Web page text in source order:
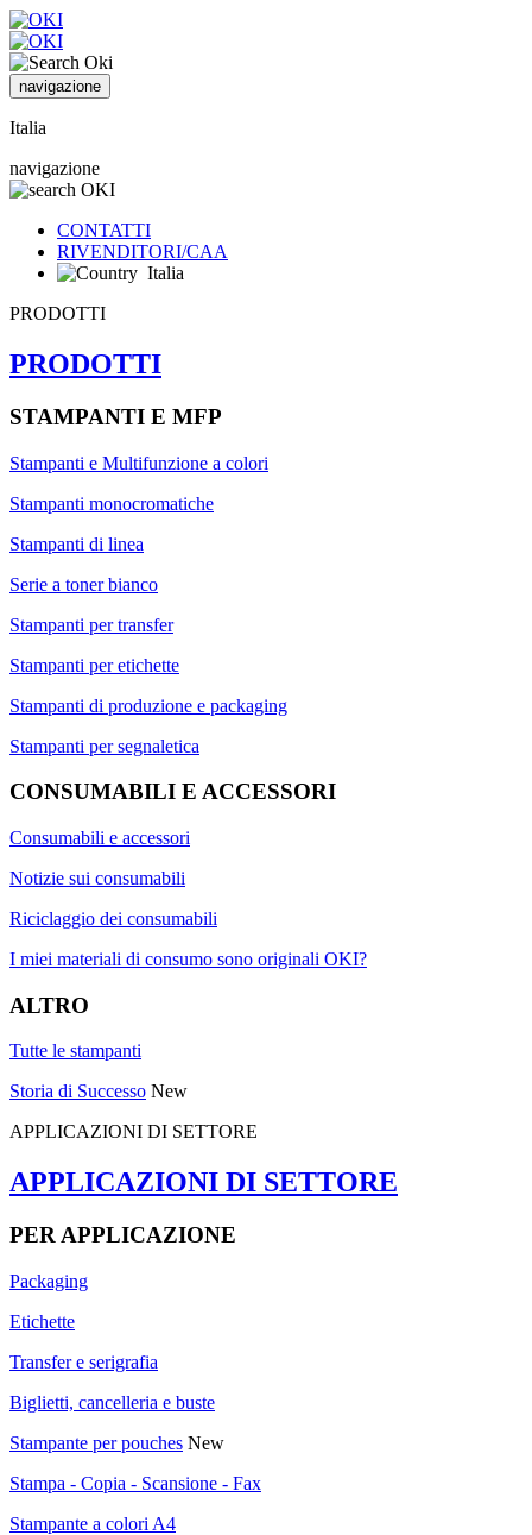
navigazione
Italia
navigazione
CONTATTI
RIVENDITORI/CAA
Italia
PRODOTTI
PRODOTTI
STAMPANTI E MFP
Stampanti e Multifunzione a colori
Stampanti monocromatiche
Stampanti di linea
Serie a toner bianco
Stampanti per transfer
Stampanti per etichette
Stampanti di produzione e packaging
Stampanti per segnaletica
CONSUMABILI E ACCESSORI
Consumabili e accessori
Notizie sui consumabili
Riciclaggio dei consumabili
I miei materiali di consumo sono originali OKI?
ALTRO
Tutte le stampanti
Storia di Successo New
APPLICAZIONI DI SETTORE
APPLICAZIONI DI SETTORE
PER APPLICAZIONE
Packaging
Etichette
Transfer e serigrafia
Biglietti, cancelleria e buste
Stampante per pouches New
Stampa - Copia - Scansione - Fax
Stampante a colori A4